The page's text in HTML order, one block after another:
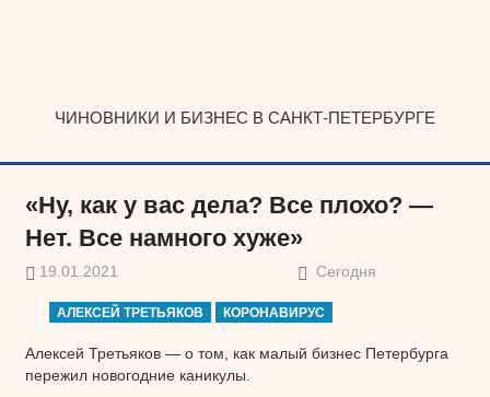
ЧИНОВНИКИ И БИЗНЕС В САНКТ-ПЕТЕРБУРГЕ
«Ну, как у вас дела? Все плохо? —
Нет. Все намного хуже»
19.01.2021 Сегодня
АЛЕКСЕЙ ТРЕТЬЯКОВ КОРОНАВИРУС
Алексей Третьяков — о том, как малый бизнес Петербурга
пережил новогодние каникулы.